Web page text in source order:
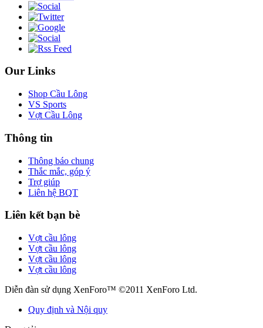
Our Links
Shop Cầu Lông
VS Sports
Vợt Cầu Lông
Thông tin
Thông báo chung
Thắc mắc, góp ý
Trợ giúp
Liên hệ BQT
Liên kết bạn bè
Vợt cầu lông
Vợt cầu lông
Vợt cầu lông
Vợt cầu lông
Diễn đàn sử dụng XenForo™ ©2011 XenForo Ltd.
Quy định và Nội quy